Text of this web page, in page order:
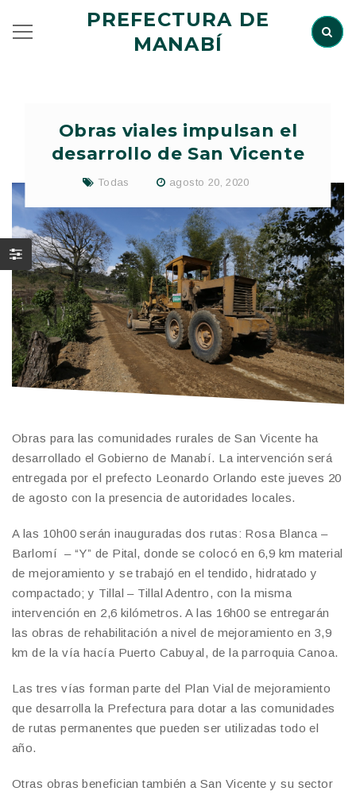
PREFECTURA DE
MANABÍ
Obras viales impulsan el
desarrollo de San Vicente
Todas agosto 20, 2020
Obras para las comunidades rurales de San Vicente ha
desarrollado el Gobierno de Manabí. La intervención será
entregada por el prefecto Leonardo Orlando este jueves 20
de agosto con la presencia de autoridades locales.
A las 10h00 serán inauguradas dos rutas: Rosa Blanca –
Barlomí – “Y” de Pital, donde se colocó en 6,9 km material
de mejoramiento y se trabajó en el tendido, hidratado y
compactado; y Tillal – Tillal Adentro, con la misma
intervención en 2,6 kilómetros. A las 16h00 se entregarán
las obras de rehabilitación a nivel de mejoramiento en 3,9
km de la vía hacía Puerto Cabuyal, de la parroquia Canoa.
Las tres vías forman parte del Plan Vial de mejoramiento
que desarrolla la Prefectura para dotar a las comunidades
de rutas permanentes que pueden ser utilizadas todo el
año.
Otras obras benefician también a San Vicente y su sector